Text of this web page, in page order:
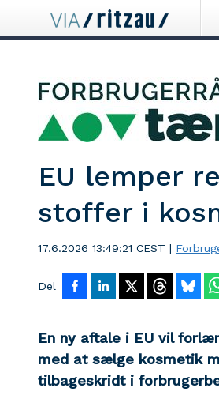
EU lemper
stoffer i
17.6.2026 13:49:21 CEST |
Del
En ny aftale i EU vil
med at sælge kosmetik
tilbageskridt i